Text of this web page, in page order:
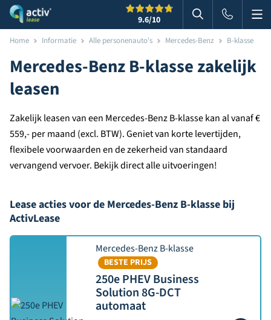
9.6/10 Zoeken in
Home Informatie Alle personenauto's Mercedes-Benz B-klasse
Mercedes-Benz B-klasse zakelijk
leasen
Zakelijk leasen van een Mercedes-Benz B-klasse kan al vanaf €
559,- per maand (excl. BTW). Geniet van korte levertijden,
flexibele voorwaarden en de zekerheid van standaard
vervangend vervoer. Bekijk direct alle uitvoeringen!
Lease acties voor de Mercedes-Benz B-klasse bij
ActivLease
Mercedes-Benz B-klasse
BESTE PRIJS
250e PHEV Business
Solution 8G-DCT
automaat